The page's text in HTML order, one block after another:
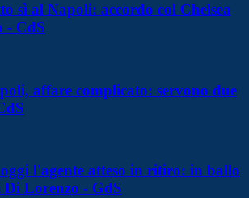
sì al Napoli: accordo col Chelsea
- CdS
affare complicato: servono due
l'agente atteso in ritiro: in ballo
Lorenzo - GdS